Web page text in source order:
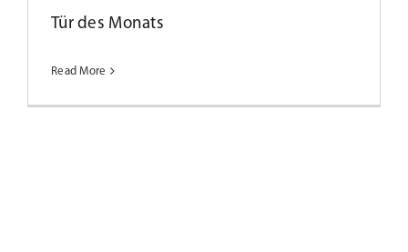
Tür des Monats
Read More